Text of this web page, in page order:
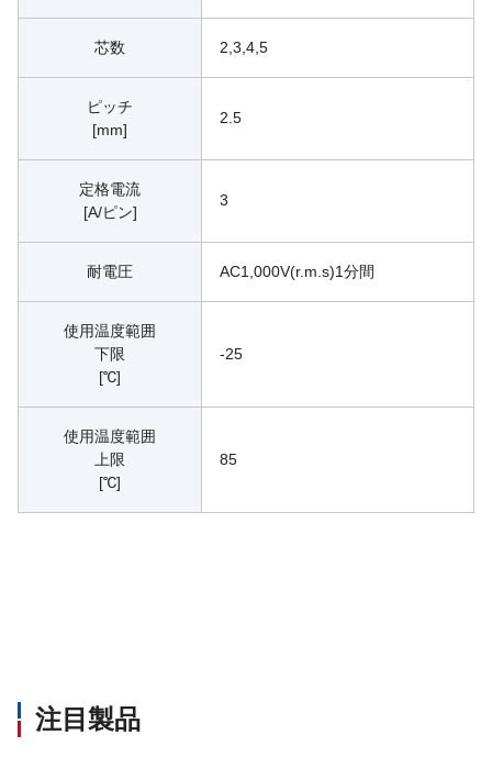
芯数 2,3,4,5
ピッチ
[mm]
2.5
定格電流
[A/ピン]
3
耐電圧 AC1,000V(r.m.s)1分間
使用温度範囲
下限
[℃]
-25
使用温度範囲
上限
[℃]
85
注目製品